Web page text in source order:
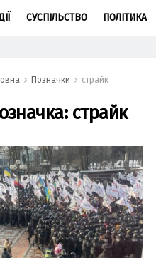
СУСПІЛЬСТВО ПОЛІТИКА
Позначки страйк
страйк